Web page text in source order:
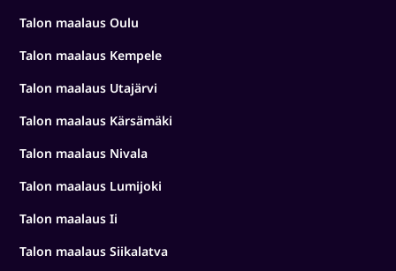
Talon maalaus Oulu
Talon maalaus Kempele
Talon maalaus Utajärvi
Talon maalaus Kärsämäki
Talon maalaus Nivala
Talon maalaus Lumijoki
Talon maalaus Ii
Talon maalaus Siikalatva